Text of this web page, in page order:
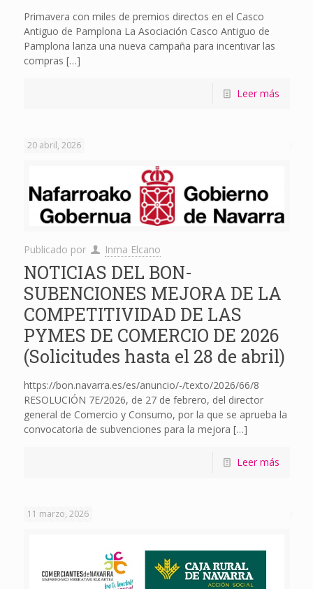
Primavera con miles de premios directos en el Casco
Antiguo de Pamplona La Asociación Casco Antiguo de
Pamplona lanza una nueva campaña para incentivar las
compras […]
Leer más
20 abril, 2026
Publicado por Inma Elcano
NOTICIAS DEL BON-
SUBENCIONES MEJORA DE LA
COMPETITIVIDAD DE LAS
PYMES DE COMERCIO DE 2026
(Solicitudes hasta el 28 de abril)
https://bon.navarra.es/es/anuncio/-/texto/2026/66/8
RESOLUCIÓN 7E/2026, de 27 de febrero, del director
general de Comercio y Consumo, por la que se aprueba la
convocatoria de subvenciones para la mejora […]
Leer más
11 marzo, 2026